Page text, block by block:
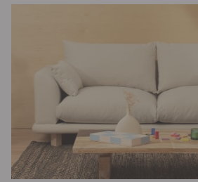
Oreiller
tempérée
Couette
tempérée
Couette
légère
Plus
Couette
chaude
Protections